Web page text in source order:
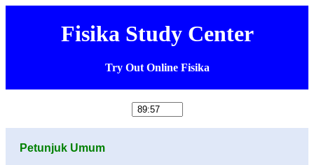
Fisika Study Center
Try Out Online Fisika
Petunjuk Umum